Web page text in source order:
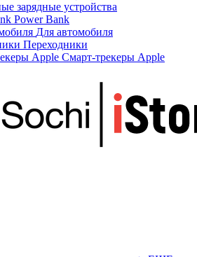
зарядные устройства
Power Bank
Для автомобиля
Переходники
Смарт-трекеры Apple